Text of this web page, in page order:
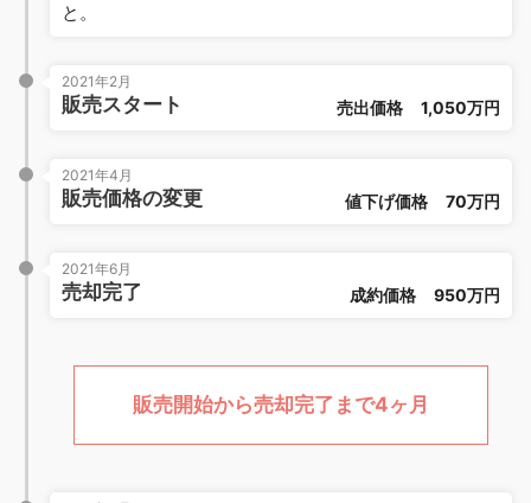
と。
2021年2月
販売スタート 売出価格 1,050万円
2021年4月
販売価格の変更 値下げ価格 70万円
2021年6月
売却完了 成約価格 950万円
販売開始から売却完了まで4ヶ月